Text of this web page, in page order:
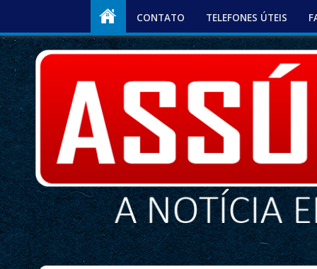
CONTATO TELEFONES ÚTEIS